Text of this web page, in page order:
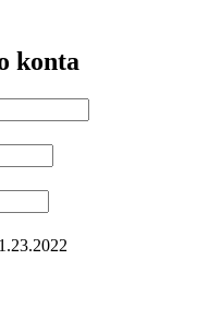
konta